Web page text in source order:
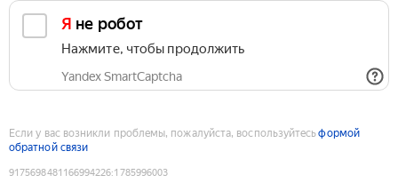
Я не робот
Нажмите, чтобы продолжить
Yandex SmartCaptcha
Если у вас возникли проблемы, пожалуйста, воспользуйтесьформой
обратной связи
9175698481166994226:1785996003